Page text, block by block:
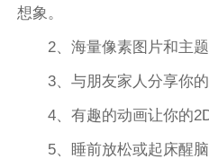
想象。
2、海量像素图片和主题
3、与朋友家人分享你的
4、有趣的动画让你的2D
5、睡前放松或起床醒脑